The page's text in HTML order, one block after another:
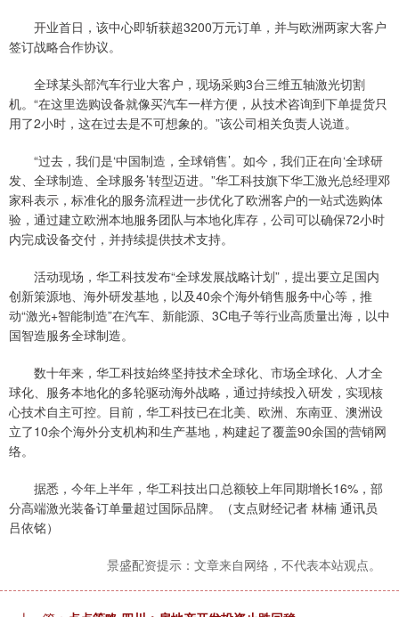
开业首日，该中心即斩获超3200万元订单，并与欧洲两家大客户
签订战略合作协议。
全球某头部汽车行业大客户，现场采购3台三维五轴激光切割
机。“在这里选购设备就像买汽车一样方便，从技术咨询到下单提货只
用了2小时，这在过去是不可想象的。”该公司相关负责人说道。
“过去，我们是‘中国制造，全球销售’。如今，我们正在向‘全球研
发、全球制造、全球服务’转型迈进。”华工科技旗下华工激光总经理邓
家科表示，标准化的服务流程进一步优化了欧洲客户的一站式选购体
验，通过建立欧洲本地服务团队与本地化库存，公司可以确保72小时
内完成设备交付，并持续提供技术支持。
活动现场，华工科技发布“全球发展战略计划”，提出要立足国内
创新策源地、海外研发基地，以及40余个海外销售服务中心等，推
动“激光+智能制造”在汽车、新能源、3C电子等行业高质量出海，以中
国智造服务全球制造。
数十年来，华工科技始终坚持技术全球化、市场全球化、人才全
球化、服务本地化的多轮驱动海外战略，通过持续投入研发，实现核
心技术自主可控。目前，华工科技已在北美、欧洲、东南亚、澳洲设
立了10余个海外分支机构和生产基地，构建起了覆盖90余国的营销网
络。
据悉，今年上半年，华工科技出口总额较上年同期增长16%，部
分高端激光装备订单量超过国际品牌。（支点财经记者 林楠 通讯员
吕依铭）
景盛配资提示：文章来自网络，不代表本站观点。